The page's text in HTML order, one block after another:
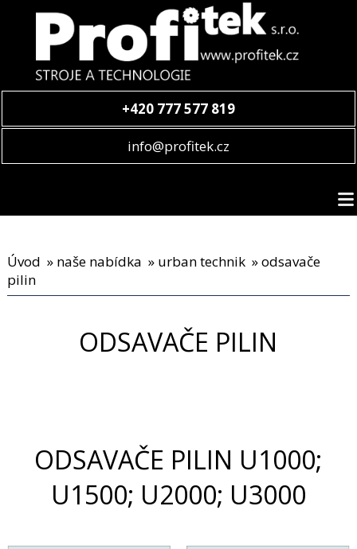
+420 777 577 819
info@profitek.cz
Úvod » naše nabídka » urban technik» odsavače
pilin
ODSAVAČE PILIN
ODSAVAČE PILIN U1000;
U1500; U2000; U3000